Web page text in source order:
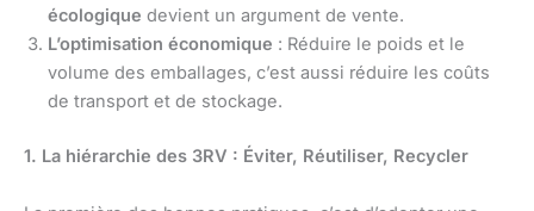
écologique devient un argument de vente.
L’optimisation économique : Réduire le poids et le
volume des emballages, c’est aussi réduire les coûts
de transport et de stockage.
1. La hiérarchie des 3RV : Éviter, Réutiliser, Recycler